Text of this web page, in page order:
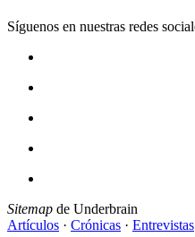
Síguenos en nuestras redes
Sitemap de Underbrain
Artículos · Crónicas · Entrevistas